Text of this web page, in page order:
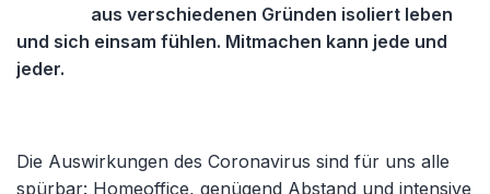
aus verschiedenen Gründen isoliert leben
und sich einsam fühlen. Mitmachen kann jede und
jeder.
Die Auswirkungen des Coronavirus sind für uns alle
spürbar: Homeoffice, genügend Abstand und intensive